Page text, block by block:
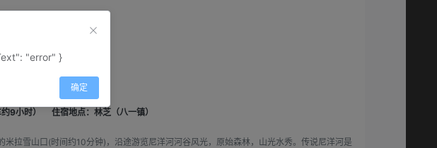
9小时） 住宿地点：林芝（八一镇）
拉雪山口(时间约10分钟)，沿途游览尼洋河河谷风光，原始森林，山光水秀。传说尼洋河是
"error" }
确定